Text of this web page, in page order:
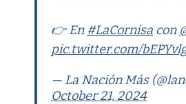
👉 En #LaCornisa con
pic.twitter.com/
— La Nación Más
October 21, 2024